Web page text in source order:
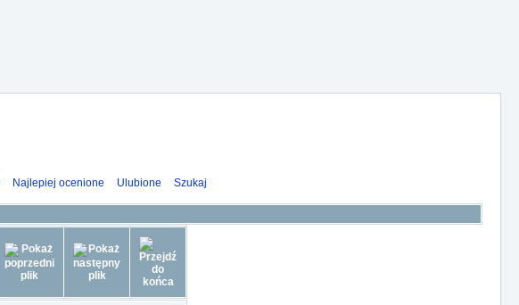
Najlepiej ocenione Ulubione Szukaj